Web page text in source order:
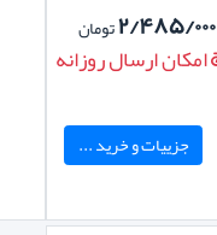
۲/۴۸۵/۰۰۰تومان
امکان ارسال روزانه
جزییات و خرید ...